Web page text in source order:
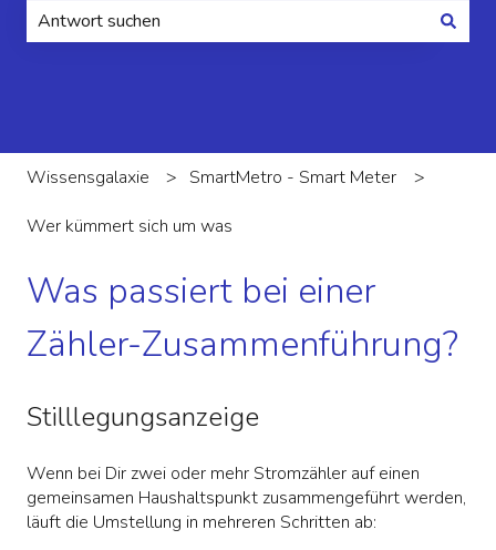
Wissensgalaxie SmartMetro - Smart Meter
Wer kümmert sich um was
Was passiert bei einer
Zähler-Zusammenführung?
Stilllegungsanzeige
Wenn bei Dir zwei oder mehr Stromzähler auf einen
gemeinsamen Haushaltspunkt zusammengeführt werden,
läuft die Umstellung in mehreren Schritten ab: